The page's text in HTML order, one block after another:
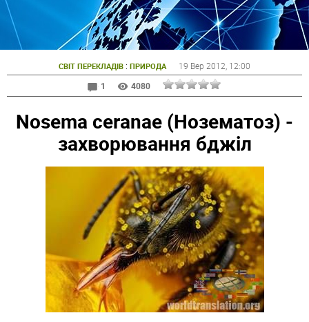
СВІТ ПЕРЕКЛАДІВ : ПРИРОДА 19 Вер 2012 , 12:00
1
4080
Nosema ceranae (Нозематоз) -
захворювання бджіл